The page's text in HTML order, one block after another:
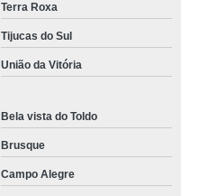
Terra Roxa
Tijucas do Sul
União da Vitória
Bela vista do Toldo
Brusque
Campo Alegre